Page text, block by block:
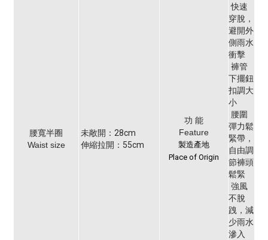
腰寬半圈
Waist size
未敞開：28cm
伸縮拉開：55cm
功 能
Feature
製造產地
Place of Origin
快速
穿脫，
避開外
側雨水
衝擊
褲管
下擺鈕
扣調大
小
腰圍
彈力鬆
緊帶，
自由調
節褲頭
鬆緊
強風
不脫
跩，減
少雨水
滲入